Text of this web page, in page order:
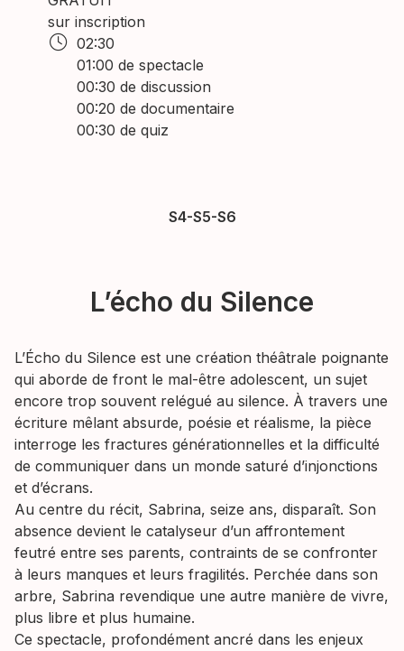
sur inscription
02:30
01:00 de spectacle
00:30 de discussion
00:20 de documentaire
00:30 de quiz
S4-S5-S6
L’écho du Silence
L’Écho du Silence est une création théâtrale poignante
qui aborde de front le mal-être adolescent, un sujet
encore trop souvent relégué au silence. À travers une
écriture mêlant absurde, poésie et réalisme, la pièce
interroge les fractures générationnelles et la difficulté
de communiquer dans un monde saturé d’injonctions
et d’écrans.
Au centre du récit, Sabrina, seize ans, disparaît. Son
absence devient le catalyseur d’un affrontement
feutré entre ses parents, contraints de se confronter
à leurs manques et leurs fragilités. Perchée dans son
arbre, Sabrina revendique une autre manière de vivre,
plus libre et plus humaine.
Ce spectacle, profondément ancré dans les enjeux